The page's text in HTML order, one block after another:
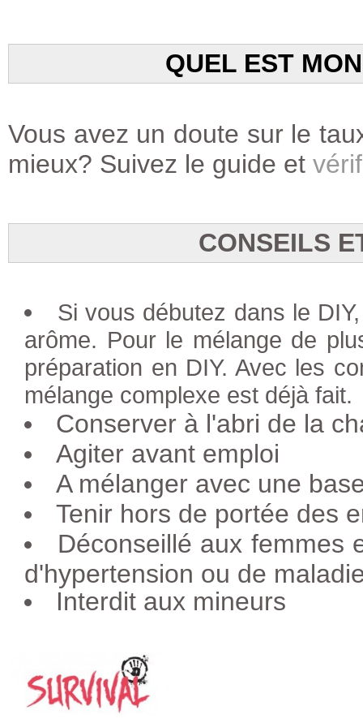
QUEL EST
Vous avez un doute sur le
mieux? Suivez le guide et
CONSEILS
Si vous débutez dans le
arôme. Pour le mélange de
préparation en DIY. Avec les
mélange complexe est déjà fait.
Conserver à l'abri de la
Agiter avant emploi
A mélanger avec une
Tenir hors de portée des
Déconseillé aux femmes
d'hypertension ou de
Interdit aux mineurs